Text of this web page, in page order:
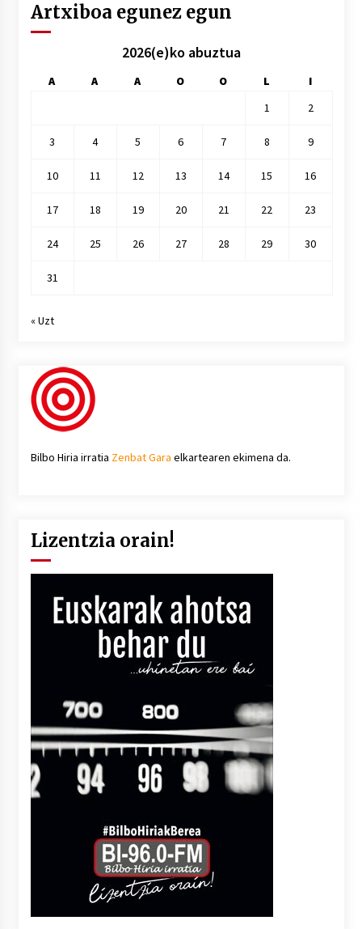
Artxiboa egunez egun
2026(e)ko abuztua
A A A O O L
I
1
2
3 4 5 6 7 8 9
10 11 12 13 14 15 16
17 18 19 20 21 22 23
24 25 26 27 28 29 30
31
« Uzt
Bilbo Hiria irratia Zenbat Gara elkartearen ekimena da.
Lizentzia orain!